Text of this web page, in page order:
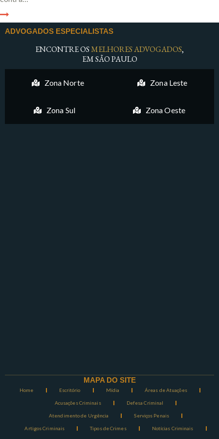
ADVOGADOS ESPECIALISTAS
ENCONTRE OSMELHORES ADVOGADOS,
EM SÃO PAULO
Zona Norte Zona Leste
Zona Sul Zona Oeste
MAPA DO SITE
Home Escritório Mídia Áreas de Atuações
Acusações Criminais Defesa Criminal
Atendimento de Urgência Serviços Penais
Artigos Criminais Tipos de Crimes Notícias Criminais